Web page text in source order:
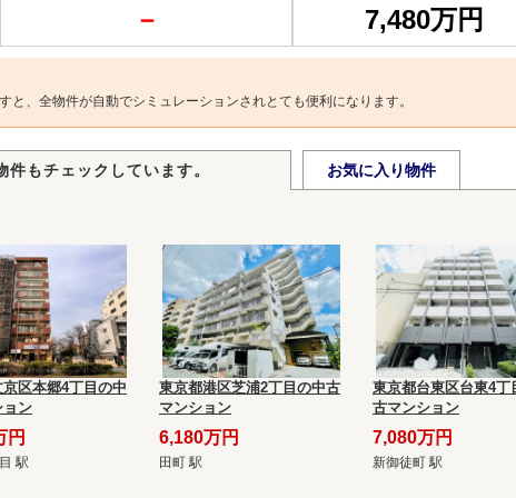
－ 7,480万円
と、全物件が自動でシミュレーションされとても便利になります。
もチェックしています。 お気に入り物件
区本郷4丁目の中
ョン
円
駅
東京都港区芝浦2丁目の中古
マンション
6,180万円
田町 駅
東京都台東区台東4丁
古マンション
7,080万円
新御徒町 駅